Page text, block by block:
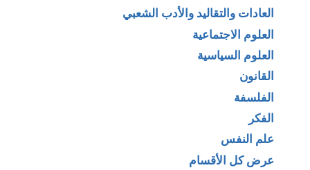
العادات والتقاليد والأدب الشعبي
العلوم الاجتماعية
العلوم السياسية
القانون
الفلسفة
الفكر
علم النفس
عرض كل الأقسام